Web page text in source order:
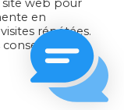
site web pour
en
répétées.
consentez à